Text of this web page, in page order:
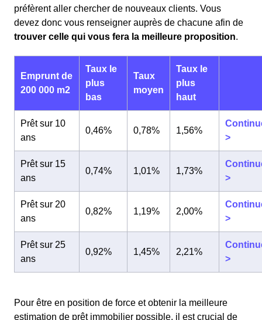
préfèrent aller chercher de nouveaux clients. Vous
devez donc vous renseigner auprès de chacune afin de
trouver celle qui vous fera la meilleure proposition.
Emprunt de
200 000 m2
Taux le
plus
bas
Taux
moyen
Taux le
plus
haut
Prêt sur 10
ans
0,46% 0,78% 1,56%
>
Prêt sur 15
ans
0,74% 1,01% 1,73%
>
Prêt sur 20
ans
0,82% 1,19% 2,00%
>
Prêt sur 25
ans
0,92% 1,45% 2,21%
>
Pour être en position de force et obtenir la meilleure
estimation de prêt immobilier possible, il est crucial de